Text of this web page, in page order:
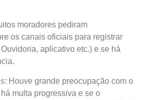
moradores pediram
os canais oficiais para registrar
aplicativo etc.) e se há
Houve grande preocupação com o
multa progressiva e se o